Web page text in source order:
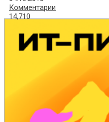
Комментарии
14,710